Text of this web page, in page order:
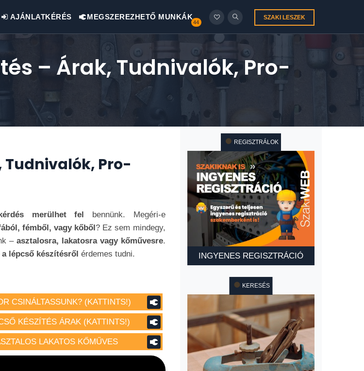
SZAKI LESZEK
AJÁNLATKÉRÉS MEGSZEREZHETŐ MUNKÁK
44
– Árak, Tudnivalók, Pro-
Tudnivalók, Pro-
merülhet fel bennünk. Megéri-e
fémből, vagy kőből? Ez sem mindegy,
– asztalosra, lakatosra vagy kőművesre.
lépcső készítésről érdemes tudni.
CSINÁLTASSUNK? (KATTINTS!)
KÉSZÍTÉS ÁRAK (KATTINTS!)
LAKATOS KŐMŰVES
REGISZTRÁLOK
INGYENES REGISZTRÁCIÓ
KERESÉS